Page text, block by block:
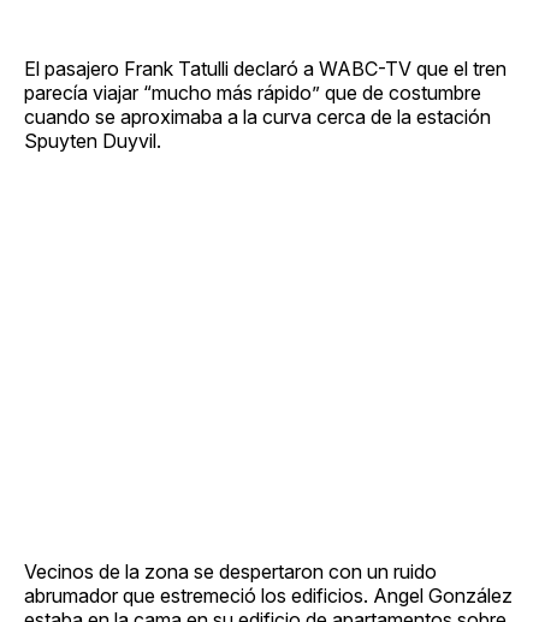
El pasajero Frank Tatulli declaró a WABC-TV que el tren
parecía viajar “mucho más rápido” que de costumbre
cuando se aproximaba a la curva cerca de la estación
Spuyten Duyvil.
Vecinos de la zona se despertaron con un ruido
abrumador que estremeció los edificios. Angel González